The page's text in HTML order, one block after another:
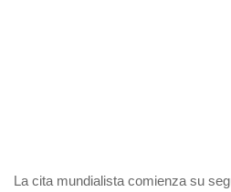
La cita mundialista comienza su